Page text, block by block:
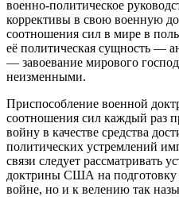
военно-политическое
коррективы в свою военную
соотношения сил в мире в
её политическая сущность —
— завоевание мирового
неизменными.
Приспособление военной
соотношения сил каждый раз
войну в качестве средства
политических устремлений
связи следует рассматривать
доктрины США на подготовку
войне, но и к велению так